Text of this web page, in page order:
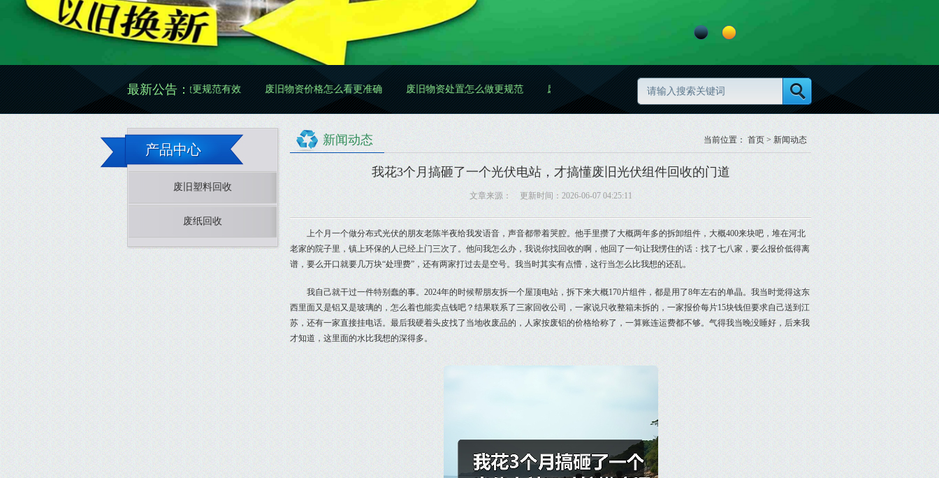
最新公告：
废旧物资再生怎么做更规范有效 废旧物资价格怎么看更准确 废旧物资处置怎么做更规范 废旧物资清理怎么做更高效更规范 废旧物资分类怎么做更规范
产品中心
废旧塑料回收
废纸回收
新闻动态 当前位置： 首页 > 新闻动态
我花3个月搞砸了一个光伏电站，才搞懂废旧光伏组件回收的门道
文章来源： 更新时间：2026-06-07 04:25:11
上个月一个做分布式光伏的朋友老陈半夜给我发语音，声音都带着哭腔。他手里攒了大概两年多的拆卸组件，大概400来块吧，堆在河北
老家的院子里，镇上环保的人已经上门三次了。他问我怎么办，我说你找回收的啊，他回了一句让我愣住的话：找了七八家，要么报价低得离
谱，要么开口就要几万块“处理费”，还有两家打过去是空号。我当时其实有点懵，这行当怎么比我想的还乱。
我自己就干过一件特别蠢的事。2024年的时候帮朋友拆一个屋顶电站，拆下来大概170片组件，都是用了8年左右的单晶。我当时觉得这东
西里面又是铝又是玻璃的，怎么着也能卖点钱吧？结果联系了三家回收公司，一家说只收整箱未拆的，一家报价每片15块钱但要求自己送到江
苏，还有一家直接挂电话。最后我硬着头皮找了当地收废品的，人家按废铝的价格给称了，一算账连运费都不够。气得我当晚没睡好，后来我
才知道，这里面的水比我想的深得多。